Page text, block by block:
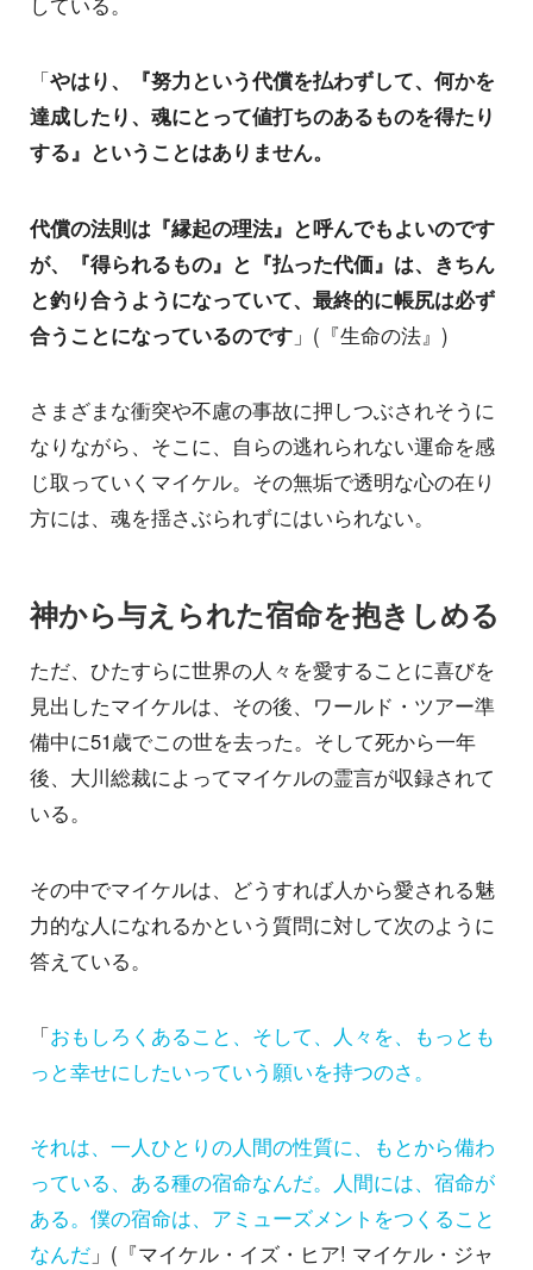
「やはり、『努力という代償を払わずして、何かを
達成したり、魂にとって値打ちのあるものを得たり
する』ということはありません。
代償の法則は『縁起の理法』と呼んでもよいのです
が、『得られるもの』と『払った代価』は、きちん
と釣り合うようになっていて、最終的に帳尻は必ず
合うことになっているのです 」(『生命の法』)
さまざまな衝突や不慮の事故に押しつぶされそうに
なりながら、そこに、自らの逃れられない運命を感
じ取っていくマイケル。その無垢で透明な心の在り
方には、魂を揺さぶられずにはいられない。
神から与えられた宿命を抱きしめる
ただ、ひたすらに世界の人々を愛することに喜びを
見出したマイケルは、その後、ワールド・ツアー準
備中に51歳でこの世を去った。そして死から一年
後、大川総裁によってマイケルの霊言が収録されて
いる。
その中でマイケルは、どうすれば人から愛される魅
力的な人になれるかという質問に対して次のように
答えている。
「おもしろくあること、そして、人々を、もっとも
っと幸せにしたいっていう願いを持つのさ。
それは、一人ひとりの人間の性質に、もとから備わ
っている、ある種の宿命なんだ。人間には、宿命が
ある。僕の宿命は、アミューズメントをつくること
なんだ 」(『マイケル・イズ・ヒア! マイケル・ジャ